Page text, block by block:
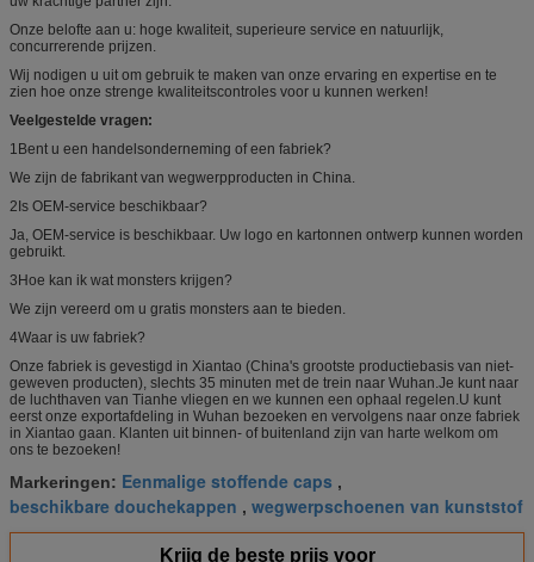
Onze belofte aan u: hoge kwaliteit, superieure service en natuurlijk,
concurrerende prijzen.
Wij nodigen u uit om gebruik te maken van onze ervaring en expertise en te
zien hoe onze strenge kwaliteitscontroles voor u kunnen werken!
Veelgestelde vragen:
1Bent u een handelsonderneming of een fabriek?
We zijn de fabrikant van wegwerpproducten in China.
2Is OEM-service beschikbaar?
Ja, OEM-service is beschikbaar. Uw logo en kartonnen ontwerp kunnen worden
gebruikt.
3Hoe kan ik wat monsters krijgen?
We zijn vereerd om u gratis monsters aan te bieden.
4Waar is uw fabriek?
Onze fabriek is gevestigd in Xiantao (China's grootste productiebasis van niet-
geweven producten), slechts 35 minuten met de trein naar Wuhan.Je kunt naar
de luchthaven van Tianhe vliegen en we kunnen een ophaal regelen.U kunt
eerst onze exportafdeling in Wuhan bezoeken en vervolgens naar onze fabriek
in Xiantao gaan. Klanten uit binnen- of buitenland zijn van harte welkom om
ons te bezoeken!
Markeringen: Eenmalige stoffende caps ,
beschikbare douchekappen , wegwerpschoenen van kunststof
Krijg de beste prijs voor